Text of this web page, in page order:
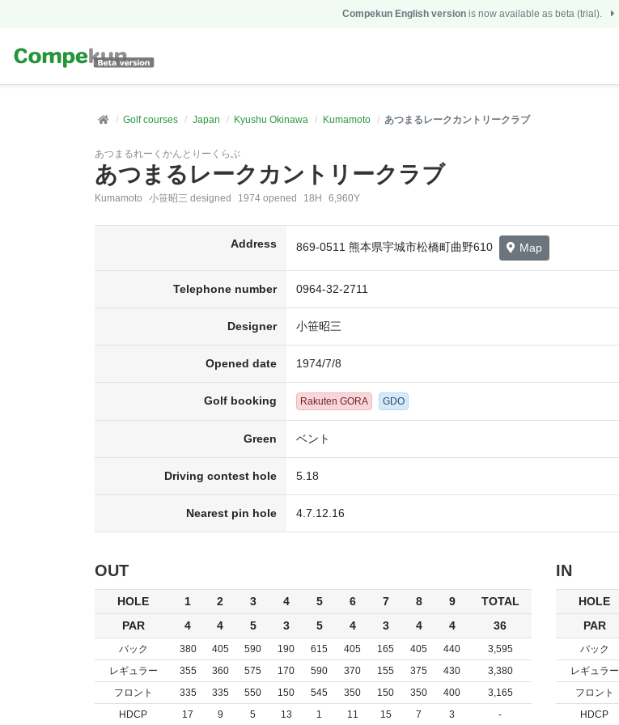
Compekun English versionis now available as beta (trial).
Golf courses Japan Kyushu Okinawa Kumamoto あつまるレークカントリークラブ
あつまるれーくかんとりーくらぶ
あつまるレークカントリークラブ
Kumamoto 小笹昭三 designed 1974 opened 18H 6,960Y
Address 869-0511 熊本県宇城市松橋町曲野610 Map
Telephone number 0964-32-2711
Designer 小笹昭三
Opened date 1974/7/8
Golf booking Rakuten GORA GDO
Green ベント
Driving contest hole 5.18
Nearest pin hole 4.7.12.16
OUT
HOLE 1 2 3 4 5 6 7 8 9
TOTAL
PAR
4 4 5 3 5 4 3 4 4 36
バック 380 405 590 190 615 405 165 405 440
3,595
レギュラー
355 360 575 170 590 370 155 375 430
3,380
フロント
335 335 550 150 545 350 150 350 400
3,165
HDCP
17 9 5 13 1 11 15 7 3 -
IN
HOLE
PAR
バック
レギュラー
フロント
HDCP